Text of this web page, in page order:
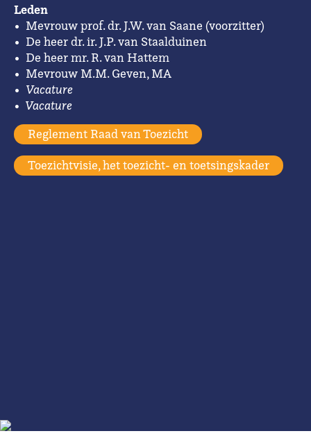
Leden
• Mevrouw prof. dr. J.W. van Saane (voorzitter)
• De heer dr. ir. J.P. van Staalduinen
• De heer mr. R. van Hattem
• Mevrouw M.M. Geven, MA
• Vacature
• Vacature
Reglement Raad van Toezicht
Toezichtvisie, het toezicht- en toetsingskader